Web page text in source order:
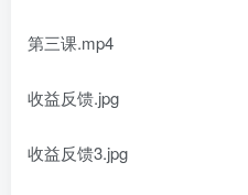
第三课.mp4
收益反馈.jpg
收益反馈3.jpg